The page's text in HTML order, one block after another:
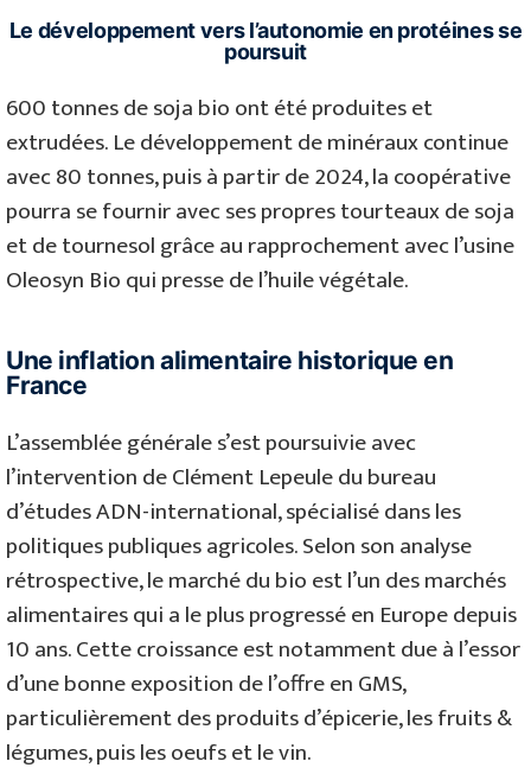
Le développement vers l’autonomie en protéines se
poursuit
600 tonnes de soja bio ont été produites et
extrudées. Le développement de minéraux continue
avec 80 tonnes, puis à partir de 2024, la coopérative
pourra se fournir avec ses propres tourteaux de soja
et de tournesol grâce au rapprochement avec l’usine
Oleosyn Bio qui presse de l’huile végétale.
Une inflation alimentaire historique en
France
L’assemblée générale s’est poursuivie avec
l’intervention de Clément Lepeule du bureau
d’études ADN-international, spécialisé dans les
politiques publiques agricoles. Selon son analyse
rétrospective, le marché du bio est l’un des marchés
alimentaires qui a le plus progressé en Europe depuis
10 ans. Cette croissance est notamment due à l’essor
d’une bonne exposition de l’offre en GMS,
particulièrement des produits d’épicerie, les fruits &
légumes, puis les oeufs et le vin.